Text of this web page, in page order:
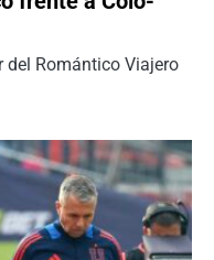
del Romántico Viajero